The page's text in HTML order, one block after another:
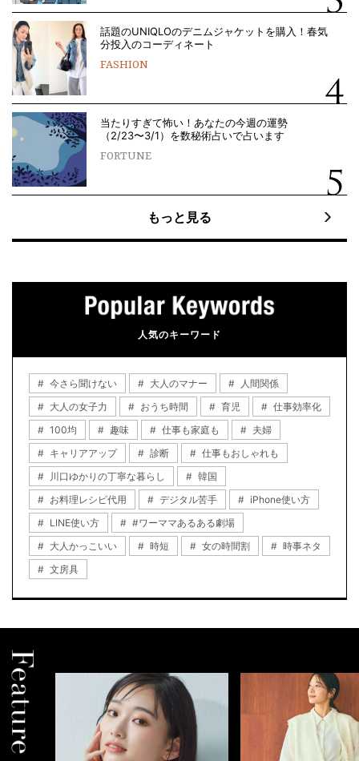
話題のUNIQLOのデニムジャケットを購入！春気
分投入のコーディネート
FASHION
当たりすぎて怖い！あなたの今週の運勢
（2/23〜3/1）を数秘術占いで占います
FORTUNE
もっと見る
人気のキーワード
今さら聞けない 大人のマナー
人間関係
大人の女子力
おうち時間 育児
仕事効率化
100均
趣味 仕事も家庭も
夫婦
キャリアアップ
診断
仕事もおしゃれも
川口ゆかりの丁寧な暮らし
韓国
お料理レシピ代用
デジタル苦手
iPhone使い方
LINE使い方
#ワーママあるある劇場
大人かっこいい
時短 女の時間割
時事ネタ
文房具